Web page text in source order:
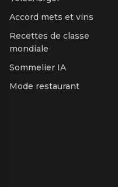
Accord mets et vins
Recettes de classe
mondiale
Sommelier IA
Mode restaurant